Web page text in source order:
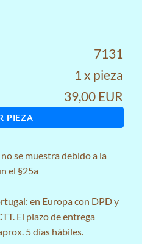
7131
1 x pieza
39,00 EUR
PIEZA
no se muestra debido a la
el §25a
en Europa con DPD y
El plazo de entrega
5 días hábiles.